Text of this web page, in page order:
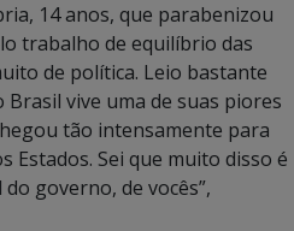
14 anos, que parabenizou
trabalho de equilíbrio das
de política. Leio bastante
vive uma de suas piores
tão intensamente para
Estados. Sei que muito disso é
governo, de vocês”,